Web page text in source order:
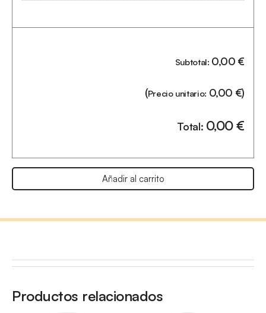
Subtotal: 0,00€
(Precio unitario: 0,00 €)
Total: 0,00€
Añadir al carrito
Productos relacionados